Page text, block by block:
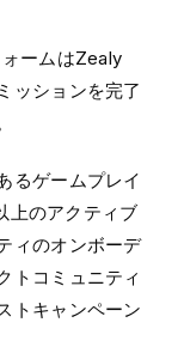
ォームはZealy
ッションを完了
るゲームプレイ
上のアクティブ
ィのオンボーデ
トコミュニティ
トキャンペーン